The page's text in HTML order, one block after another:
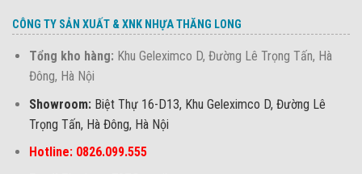
CÔNG TY SẢN XUẤT & XNK NHỰA THĂNG LONG
Tổng kho hàng: Khu Geleximco D, Đường Lê Trọng Tấn, Hà
Đông, Hà Nội
Showroom: Biệt Thự 16-D13, Khu Geleximco D, Đường Lê
Trọng Tấn, Hà Đông, Hà Nội
Hotline: 0826.099.555